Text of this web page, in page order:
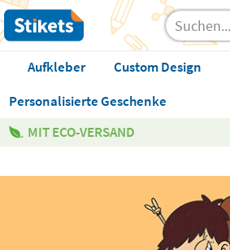
Aufkleber Custom Design
Personalisierte Geschenke
MIT ECO-VERSAND